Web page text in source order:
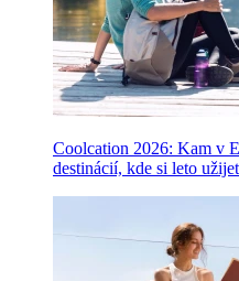
Coolcation 2026: Kam v
destinácií, kde si leto